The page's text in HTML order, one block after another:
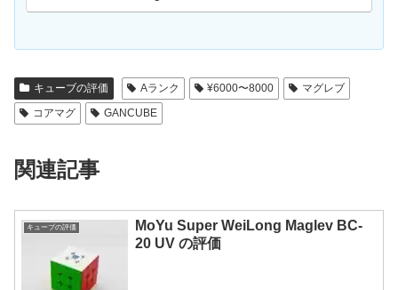
キューブの評価 Aランク ¥6000〜8000
マグレブ
コアマグ
GANCUBE
関連記事
キューブの評価
MoYu Super WeiLong Maglev BC-
20 UV の評価